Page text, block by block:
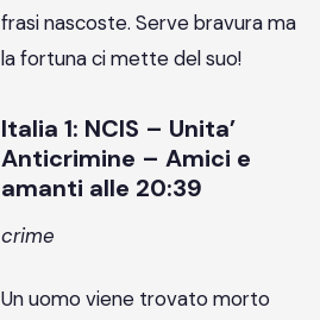
frasi nascoste. Serve bravura ma
la fortuna ci mette del suo!
Italia 1: NCIS – Unita’
Anticrimine – Amici e
amanti alle 20:39
crime
Un uomo viene trovato morto